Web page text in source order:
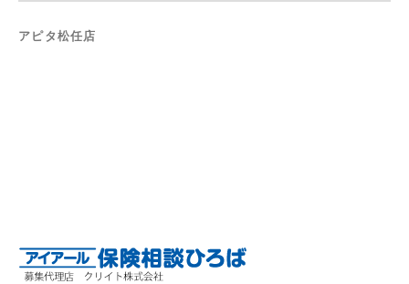
アピタ松任店